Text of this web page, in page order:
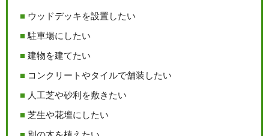
ウッドデッキを設置したい
駐車場にしたい
建物を建てたい
コンクリートやタイルで舗装したい
人工芝や砂利を敷きたい
芝生や花壇にしたい